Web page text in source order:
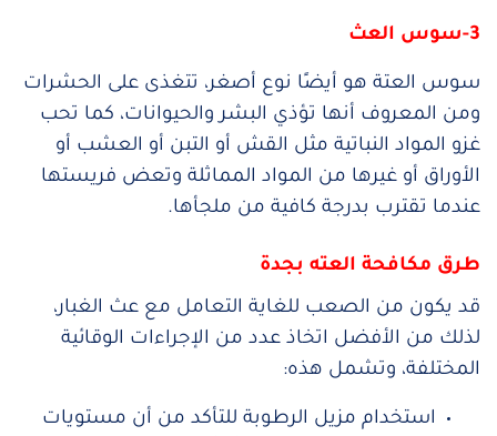
3-سوس العث
سوس العتة هو أيضًا نوع أصغر، تتغذى على الحشرات
ومن المعروف أنها تؤذي البشر والحيوانات، كما تحب
غزو المواد النباتية مثل القش أو التبن أو العشب أو
الأوراق أو غيرها من المواد المماثلة وتعض فريستها
عندما تقترب بدرجة كافية من ملجأها.
طرق مكافحة العته بجدة
قد يكون من الصعب للغاية التعامل مع عث الغبار،
لذلك من الأفضل اتخاذ عدد من الإجراءات الوقائية
المختلفة، وتشمل هذه:
استخدام مزيل الرطوبة للتأكد من أن مستويات